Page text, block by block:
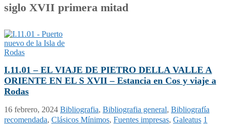
siglo XVII primera mitad
I.11.01 – EL VIAJE DE PIETRO DELLA VALLE A
ORIENTE EN EL S XVII – Estancia en Cos y viaje a
Rodas
16 febrero, 2024 Bibliografia, Bibliografia general, Bibliografía
recomendada, Clásicos Mínimos, Fuentes impresas, Galeatus 1